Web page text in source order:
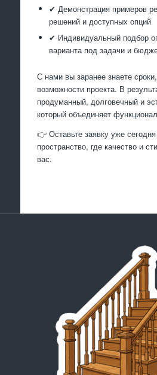
✔ Демонстрация примеров
решений и доступных опций
✔ Индивидуальный подбор
варианта под задачи и
С нами вы заранее знаете
возможности проекта. В
продуманный, долговечный и
который объединяет
👉 Оставьте заявку уже
пространство, где качество и
вас.